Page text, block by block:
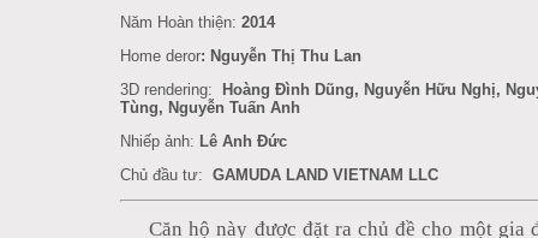
Năm Hoàn thiện: 2014
Home deror: Nguyễn Thị Thu Lan
3D rendering:
Hoàng Đình Dũng, Nguyễn Hữu Nghị,
Tùng, Nguyễn Tuấn Anh
Nhiếp ảnh: Lê Anh Đức
Chủ đầu tư: GAMUDA LAND VIETNAM LLC
Căn hộ này được đặt ra chủ đề cho một gia